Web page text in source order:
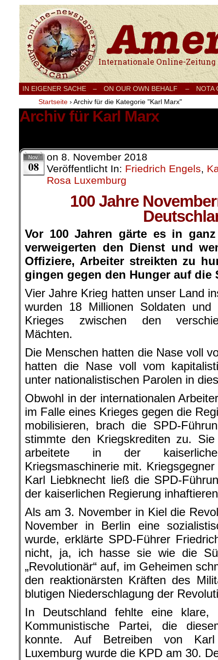
Internationale Onlinezeitung für Frieden,
IN EIGENER SACHE – ON OUR OWN BEHALF –
NOTA
Startseite › Archiv für die Kategorie "Karl Marx"
Archiv für Karl Marx
Nov.
08
on 8. November 2018
Veröffentlicht In: Friedrich Engels,
Rosa Luxemburg
100 Jahre
Vor 100 Jahren gärte es in
verweigerten den Dienst und
Offiziere, Arbeiter streikten zu
gingen gegen den Hunger auf die
Vier Jahre Krieg hatten unser Land
wurden 18 Millionen Soldaten und
Krieges zwischen den
Mächten.
Die Menschen hatten die Nase voll
hatten die Nase voll vom
unter nationalistischen Parolen in
Obwohl in der internationalen
im Falle eines Krieges gegen die
mobilisieren, brach die SPD-
stimmte den Kriegskrediten zu.
arbeitete in der
Kriegsmaschinerie mit.
Karl Liebknecht ließ die SPD-
der kaiserlichen Regierung
Als am 3. November in Kiel die
November in Berlin eine
wurde, erklärte SPD-Führer
nicht, ja, ich hasse sie wie die
„Revolutionär“ auf, im Geheimen
den reaktionärsten Kräften des
blutigen Niederschlagung der
In Deutschland fehlte eine klare,
Kommunistische Partei, die
konnte. Auf Betreiben von
Luxemburg wurde die KPD am 30.